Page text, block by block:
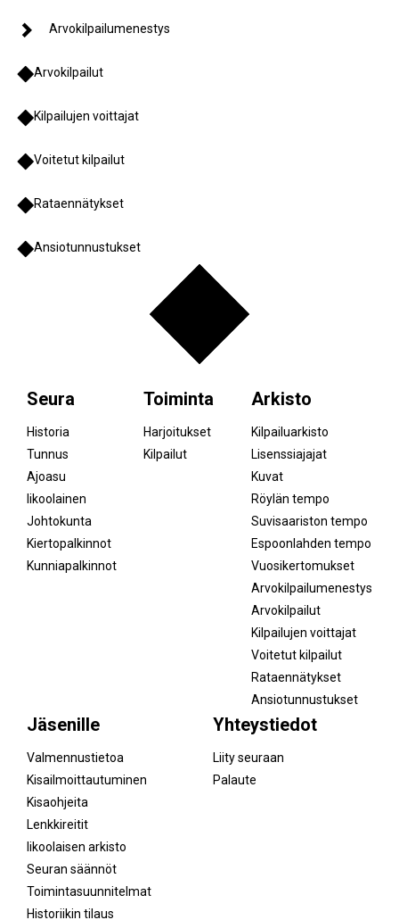
Arvokilpailumenestys
Arvokilpailut
Kilpailujen voittajat
Voitetut kilpailut
Rataennätykset
Ansiotunnustukset
Seura
Historia
Tunnus
Ajoasu
Iikoolainen
Johtokunta
Kiertopalkinnot
Kunniapalkinnot
Toiminta
Harjoitukset
Kilpailut
Arkisto
Kilpailuarkisto
Lisenssiajajat
Kuvat
Röylän tempo
Suvisaariston tempo
Espoonlahden tempo
Vuosikertomukset
Arvokilpailumenestys
Arvokilpailut
Kilpailujen voittajat
Voitetut kilpailut
Rataennätykset
Ansiotunnustukset
Jäsenille
Valmennustietoa
Kisailmoittautuminen
Kisaohjeita
Lenkkireitit
Iikoolaisen arkisto
Seuran säännöt
Toimintasuunnitelmat
Historiikin tilaus
Yhteystiedot
Liity seuraan
Palaute